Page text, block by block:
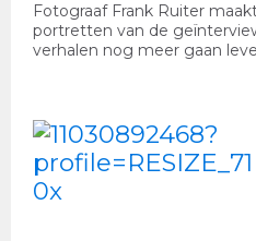
Fotograaf Frank Ruiter
portretten van de
verhalen nog meer gaan